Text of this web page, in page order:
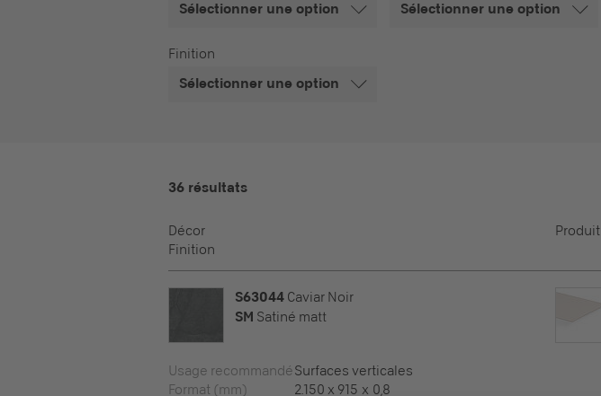
Sélectionner une option Sélectionner une option
Finition
Sélectionner une option
36 résultats
Décor
Finition
Produit
S63044 Caviar Noir
SM Satiné matt
Usage recommandéSurfaces verticales
Format (mm)
2.150 x 915 x 0,8